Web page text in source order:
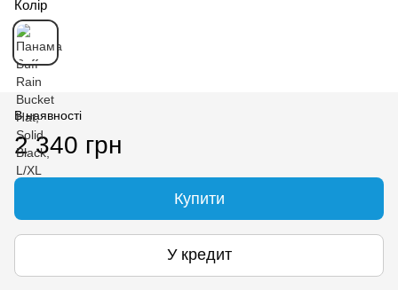
Колір
В наявності
2 340 грн
Купити
У кредит